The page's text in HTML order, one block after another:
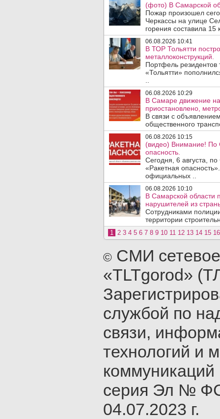
(фото) В Самарской
Пожар произошел
Черкассы на улице
горения составила 15
06.08.2026 10:41
В ТОР Тольятти
металлоконструкций.
Портфель
«Тольятти»
06.08.2026 10:29
В Самаре движение
приостановлено,
В связи с
общественного
06.08.2026 10:15
(видео) Внимание! По
опасность.
Сегодня, 6 августа,
«Ракетная
официальных ..
06.08.2026 10:10
В Самарской области
нарушителей из
Сотрудниками
территории
1 2 3 4 5 6 7 8 9 10 11 12 13 14 15 16
© СМИ
«TLTgorod»
службой по
связи,
технологий и
серия Эл №
04.07.2023 г.